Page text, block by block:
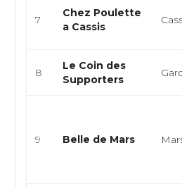
7
Chez Poulette
a Cassis
8
Le Coin des
Supporters
9 Belle de Mars